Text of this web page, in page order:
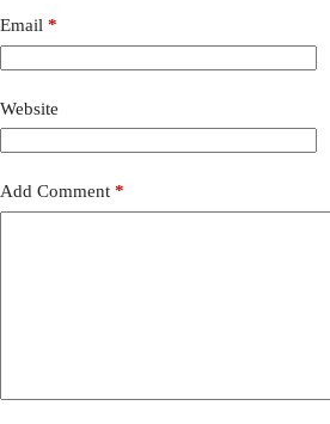
Email *
Website
Add Comment *